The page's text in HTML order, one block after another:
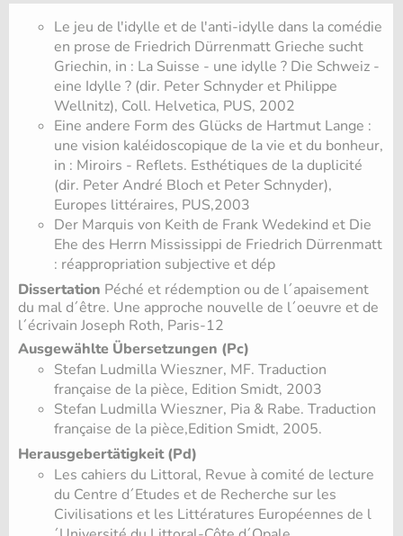
Le jeu de l'idylle et de l'anti-idylle dans la comédie
en prose de Friedrich Dürrenmatt Grieche sucht
Griechin, in : La Suisse - une idylle ? Die Schweiz -
eine Idylle ? (dir. Peter Schnyder et Philippe
Wellnitz), Coll. Helvetica, PUS, 2002
Eine andere Form des Glücks de Hartmut Lange :
une vision kaléidoscopique de la vie et du bonheur,
in : Miroirs - Reflets. Esthétiques de la duplicité
(dir. Peter André Bloch et Peter Schnyder),
Europes littéraires, PUS,2003
Der Marquis von Keith de Frank Wedekind et Die
Ehe des Herrn Mississippi de Friedrich Dürrenmatt
: réappropriation subjective et dép
Dissertation Péché et rédemption ou de l´apaisement
du mal d´être. Une approche nouvelle de l´oeuvre et de
l´écrivain Joseph Roth, Paris-12
Ausgewählte Übersetzungen (Pc)
Stefan Ludmilla Wieszner, MF. Traduction
française de la pièce, Edition Smidt, 2003
Stefan Ludmilla Wieszner, Pia & Rabe. Traduction
française de la pièce,Edition Smidt, 2005.
Herausgebertätigkeit (Pd)
Les cahiers du Littoral, Revue à comité de lecture
du Centre d´Etudes et de Recherche sur les
Civilisations et les Littératures Européennes de l